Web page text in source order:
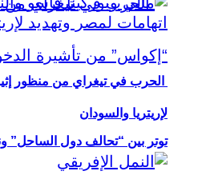
توتر بين “تحالف دول الساحل”
الحرب في تيغراي من منظور
لإريتريا والسودان